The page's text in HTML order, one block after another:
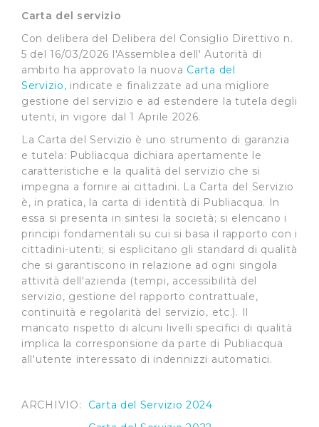
Carta del servizio
Con delibera del Delibera del Consiglio Direttivo n.
5 del 16/03/2026 l'Assemblea dell' Autorità di
ambito ha approvato la nuova Carta del
Servizio, indicate e finalizzate ad una migliore
gestione del servizio e ad estendere la tutela degli
utenti, in vigore dal 1 Aprile 2026.
La Carta del Servizio è uno strumento di garanzia
e tutela: Publiacqua dichiara apertamente le
caratteristiche e la qualità del servizio che si
impegna a fornire ai cittadini. La Carta del Servizio
è, in pratica, la carta di identità di Publiacqua. In
essa si presenta in sintesi la società; si elencano i
principi fondamentali su cui si basa il rapporto con i
cittadini-utenti; si esplicitano gli standard di qualità
che si garantiscono in relazione ad ogni singola
attività dell'azienda (tempi, accessibilità del
servizio, gestione del rapporto contrattuale,
continuità e regolarità del servizio, etc.). Il
mancato rispetto di alcuni livelli specifici di qualità
implica la corresponsione da parte di Publiacqua
all'utente interessato di indennizzi automatici.
ARCHIVIO: Carta del Servizio 2024